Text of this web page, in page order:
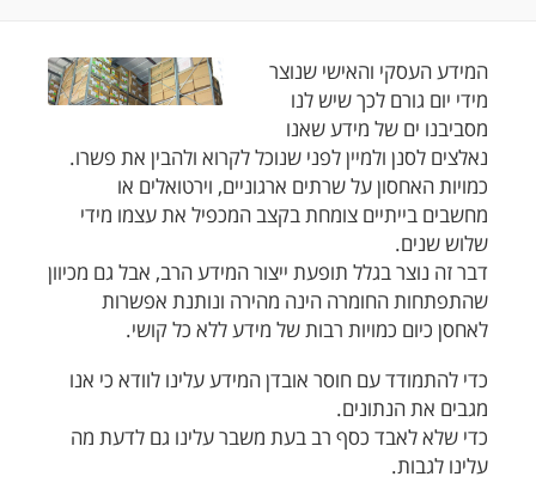
המידע העסקי והאישי שנוצר
מידי יום גורם לכך שיש לנו
מסביבנו ים של מידע שאנו
נאלצים לסנן ולמיין לפני שנוכל לקרוא ולהבין את פשרו.
כמויות האחסון על שרתים ארגוניים, וירטואלים או
מחשבים בייתיים צומחת בקצב המכפיל את עצמו מידי
שלוש שנים.
דבר זה נוצר בגלל תופעת ייצור המידע הרב, אבל גם מכיוון
שהתפתחות החומרה הינה מהירה ונותנת אפשרות
לאחסן כיום כמויות רבות של מידע ללא כל קושי.
כדי להתמודד עם חוסר אובדן המידע עלינו לוודא כי אנו
מגבים את הנתונים.
כדי שלא לאבד כסף רב בעת משבר עלינו גם לדעת מה
עלינו לגבות.